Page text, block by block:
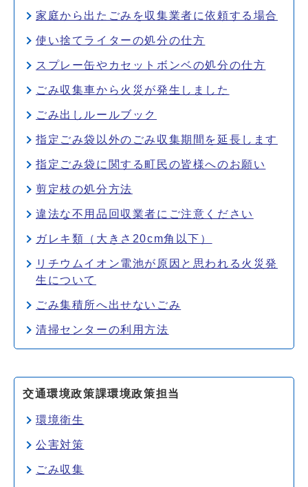
家庭から出たごみを収集業者に依頼する場合
使い捨てライターの処分の仕方
スプレー缶やカセットボンベの処分の仕方
ごみ収集車から火災が発生しました
ごみ出しルールブック
指定ごみ袋以外のごみ収集期間を延長します
指定ごみ袋に関する町民の皆様へのお願い
剪定枝の処分方法
違法な不用品回収業者にご注意ください
ガレキ類（大きさ20cm角以下）
リチウムイオン電池が原因と思われる火災発
生について
ごみ集積所へ出せないごみ
清掃センターの利用方法
交通環境政策課環境政策担当
環境衛生
公害対策
ごみ収集